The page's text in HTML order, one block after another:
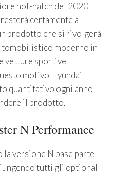
hot-hatch del 2020
certamente a
prodotto che si rivolgerà
moderno in
vetture sportive
motivo Hyundai
quantitativo ogni anno
il prodotto.
N Performance
versione N base parte
tutti gli optional